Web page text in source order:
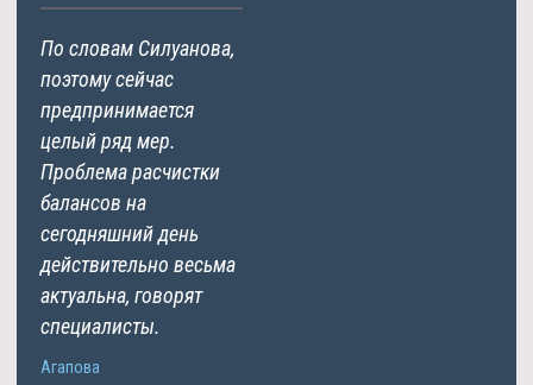
По словам Силуанова,
поэтому сейчас
предпринимается
целый ряд мер.
Проблема расчистки
балансов на
сегодняшний день
действительно весьма
актуальна, говорят
специалисты.
Агапова